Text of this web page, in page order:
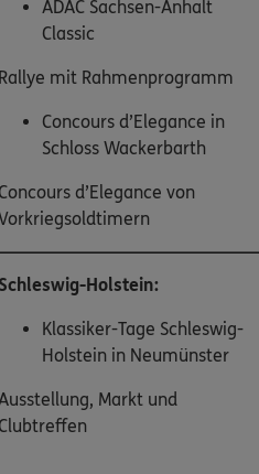
ADAC Sachsen-Anhalt
Classic
Rallye mit Rahmenprogramm
Concours d’Elegance in
Schloss Wackerbarth
Concours d’Elegance von
Holstein:
Klassiker-Tage Schleswig-
Holstein in Neumünster
Markt und
Clubtreffen